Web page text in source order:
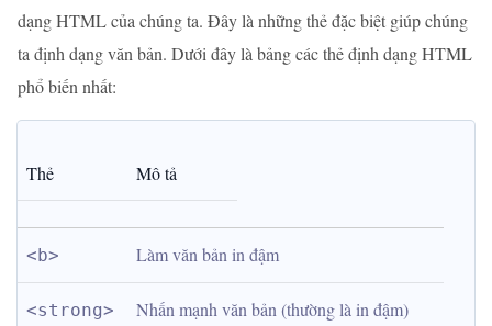
dạng HTML của chúng ta. Đây là những thẻ đặc biệt giúp chúng
ta định dạng văn bản. Dưới đây là bảng các thẻ định dạng HTML
phổ biến nhất:
Thẻ Mô tả
<b> Làm văn bản in đậm
<strong> Nhấn mạnh văn bản (thường là in đậm)